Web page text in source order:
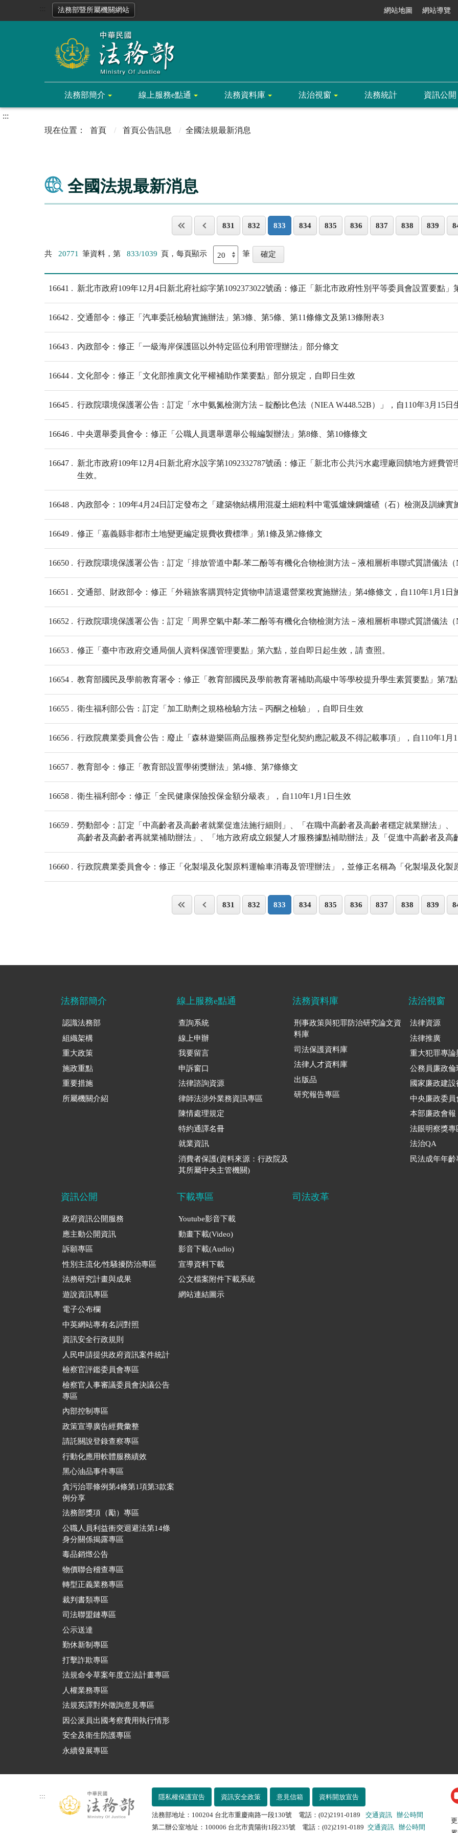
法務部暨所屬機關網站 網站地圖 網站導覽
法務部簡介 線上服務e點通 法務資料庫 法治視窗 法務統計 資訊公開
:::
首頁
首頁公告訊息 全國法規最新消息
全國法規最新消息
831 832 833 834 835 836 837 838 839
共 20771 筆資料，第 833/1039 頁，每頁顯示 筆
16641 新北市政府109年12月4日新北府社綜字第1092373022號函：修正「新北市政府性別平等委員會設置要點」
16642 交通部令：修正「汽車委託檢驗實施辦法」第3條、第5條、第11條條文及第13條附表3
16643 內政部令：修正「一級海岸保護區以外特定區位利用管理辦法」部分條文
16644 文化部令：修正「文化部推廣文化平權補助作業要點」部分規定，自即日生效
16645 行政院環境保護署公告：訂定「水中氨氮檢測方法－靛酚比色法（NIEA W448.52B）」，自110年3月15日
16646 中央選舉委員會令：修正「公職人員選舉選舉公報編製辦法」第8條、第10條條文
16647
新北市政府109年12月4日新北府水設字第1092332787號函：修正「新北市公共污水處理廠回饋地方經費
生效。
16648 內政部令：109年4月24日訂定發布之「建築物結構用混凝土細粒料中電弧爐煉鋼爐碴（石）檢測及訓練實
16649 修正「嘉義縣非都市土地變更編定規費收費標準」第1條及第2條條文
16650 行政院環境保護署公告：訂定「排放管道中鄰-苯二酚等有機化合物檢測方法－液相層析串聯式質譜儀法（
16651 交通部、財政部令：修正「外籍旅客購買特定貨物申請退還營業稅實施辦法」第4條條文，自110年1月1日
16652 行政院環境保護署公告：訂定「周界空氣中鄰-苯二酚等有機化合物檢測方法－液相層析串聯式質譜儀法（
16653 修正「臺中市政府交通局個人資料保護管理要點」第六點，並自即日起生效，請 查照。
16654 教育部國民及學前教育署令：修正「教育部國民及學前教育署補助高級中等學校提升學生素質要點」第7
16655 衛生福利部公告：訂定「加工助劑之規格檢驗方法－丙酮之檢驗」，自即日生效
16656 行政院農業委員會公告：廢止「森林遊樂區商品服務券定型化契約應記載及不得記載事項」，自110年1月
16657 教育部令：修正「教育部設置學術獎辦法」第4條、第7條條文
16658 衛生福利部令：修正「全民健康保險投保金額分級表」，自110年1月1日生效
16659
勞動部令：訂定「中高齡者及高齡者就業促進法施行細則」、「在職中高齡者及高齡者穩定就業辦法」
高齡者及高齡者再就業補助辦法」、「地方政府成立銀髮人才服務據點補助辦法」及「促進中高齡者及高
16660 行政院農業委員會令：修正「化製場及化製原料運輸車消毒及管理辦法」，並修正名稱為「化製場及化製
831 832 833 834 835 836 837 838 839
法務部簡介
認識法務部
組織架構
重大政策
施政重點
重要措施
所屬機關介紹
線上服務e點通
查詢系統
線上申辦
我要留言
申訴窗口
法律諮詢資源
律師法涉外業務資訊專區
陳情處理規定
特約通譯名冊
就業資訊
消費者保護(資料來源：行政院及
其所屬中央主管機關)
法務資料庫
刑事政策與犯罪防治研究論文資
料庫
司法保護資料庫
法律人才資料庫
出版品
研究報告專區
法治視窗
法律資源
法律推廣
重大犯罪專論
公務員廉政倫
國家廉政建
中央廉政委員
本部廉政會報
法眼明察獎專
法治QA
民法成年年齡
資訊公開
政府資訊公開服務
應主動公開資訊
訴願專區
性別主流化/性騷擾防治專區
法務研究計畫與成果
遊說資訊專區
電子公布欄
中英網站專有名詞對照
資訊安全行政規則
人民申請提供政府資訊案件統計
檢察官評鑑委員會專區
檢察官人事審議委員會決議公告
專區
內部控制專區
政策宣導廣告經費彙整
請託關說登錄查察專區
行動化應用軟體服務績效
黑心油品事件專區
貪污治罪條例第4條第1項第3款案
例分享
法務部獎項（勵）專區
公職人員利益衝突迴避法第14條
身分關係揭露專區
毒品銷燬公告
物價聯合稽查專區
轉型正義業務專區
裁判書類專區
司法聯盟鏈專區
公示送達
勤休新制專區
打擊詐欺專區
法規命令草案年度立法計畫專區
人權業務專區
法規英譯對外徵詢意見專區
因公派員出國考察費用執行情形
安全及衛生防護專區
永續發展專區
下載專區
Youtube影音下載
動畫下載(Video)
影音下載(Audio)
宣導資料下載
公文檔案附件下載系統
網站連結圖示
司法改革
::: 隱私權保護宣告 資訊安全政策 意見信箱 資料開放宣告
法務部地址：100204 台北市重慶南路一段130號 電話：(02)2191-0189 交通資訊
辦公時間
第二辦公室地址：100006 台北市貴陽街1段235號 電話：(02)2191-0189 交通資訊 辦公時間